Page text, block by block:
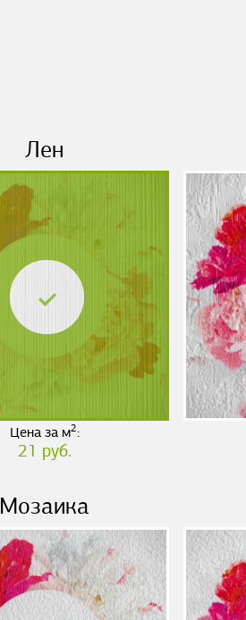
Лен
Цена за м2:
21 руб.
Мозаика